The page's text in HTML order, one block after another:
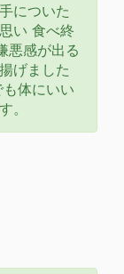
についた
い 食べ終
悪感が出る
げました
体にいい
。